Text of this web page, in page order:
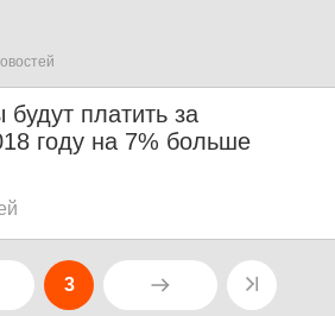
платить за
году на 7% больше
3